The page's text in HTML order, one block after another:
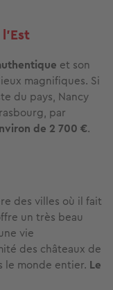
et son
magnifiques. Si
du pays, Nancy
par
de 2 700 €.
des villes où il fait
un très beau
vie
des châteaux de
le monde entier. Le